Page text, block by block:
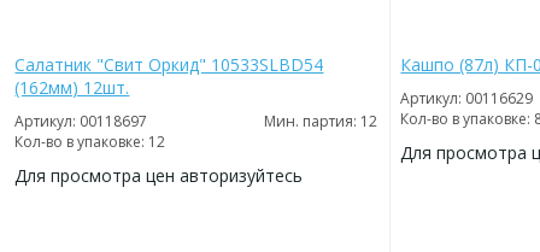
Салатник "Свит Оркид" 10533SLBD54
(162мм) 12шт.
Артикул: 00118697
Мин. партия: 12
Кол-во в упаковке: 12
Для просмотра цен авторизуйтесь
Кашпо (87л) КП-
Артикул: 00116629
Кол-во в упаковке:
Для просмотра